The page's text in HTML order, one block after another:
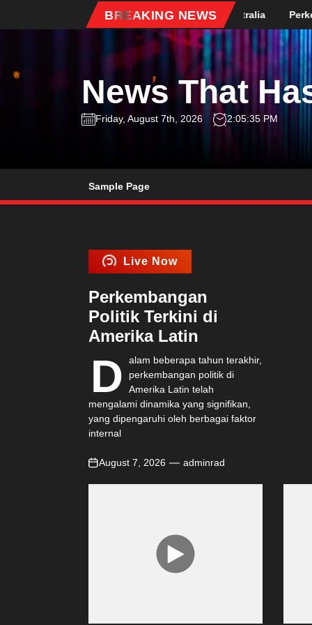
BREAKING NEWS
Kebijakan Imigrasi Australia Perkembangan Pendidikan
News That
Friday, August 7th, 2026 2:05:36 PM
Sample Page
Live Now
Perkembangan
Politik Terkini di
Amerika Latin
D
alam beberapa tahun terakhir,
perkembangan politik di
Amerika Latin telah
mengalami dinamika yang signifikan,
yang dipengaruhi oleh berbagai faktor
internal
August 7, 2026 adminrad